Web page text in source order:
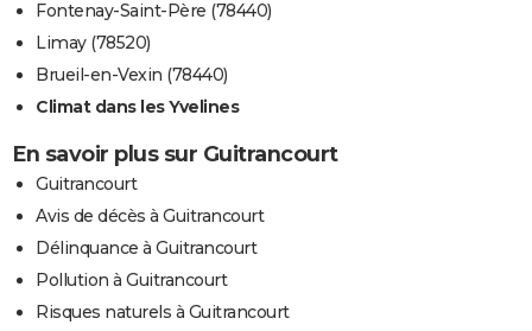
Fontenay-Saint-Père (78440)
Limay (78520)
Brueil-en-Vexin (78440)
Climat dans les Yvelines
En savoir plus sur Guitrancourt
Guitrancourt
Avis de décès à Guitrancourt
Délinquance à Guitrancourt
Pollution à Guitrancourt
Risques naturels à Guitrancourt